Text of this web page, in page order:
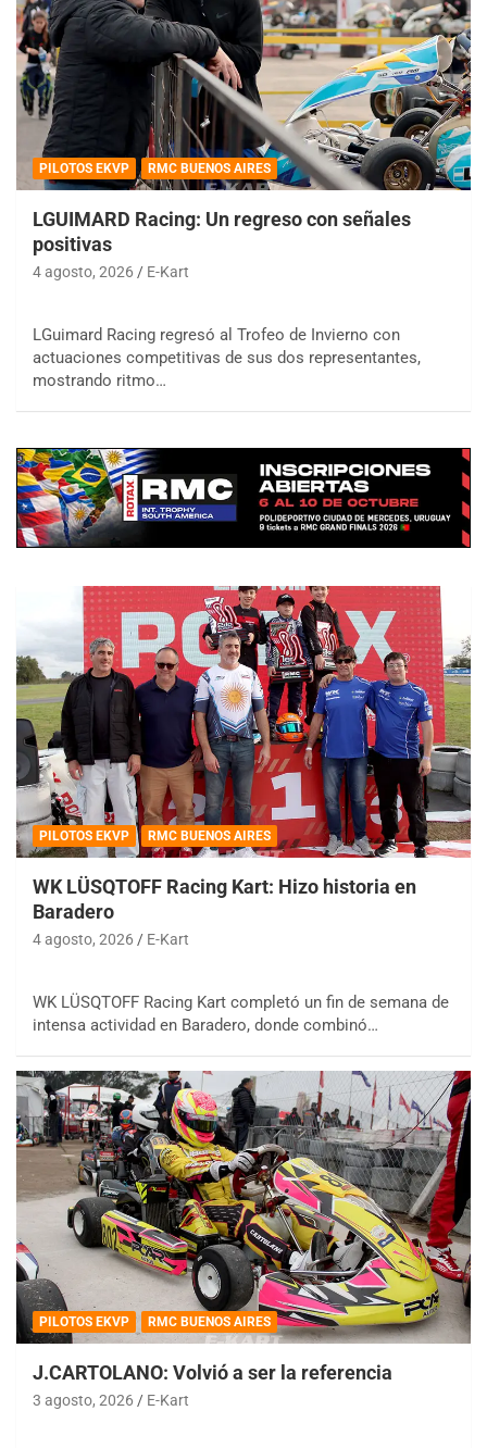
PILOTOS EKVP RMC BUENOS AIRES
LGUIMARD Racing: Un regreso con señales
positivas
4 agosto, 2026 E-Kart
LGuimard Racing regresó al Trofeo de Invierno con
actuaciones competitivas de sus dos representantes,
mostrando ritmo…
PILOTOS EKVP RMC BUENOS AIRES
WK LÜSQTOFF Racing Kart: Hizo historia en
Baradero
4 agosto, 2026 E-Kart
WK LÜSQTOFF Racing Kart completó un fin de semana de
intensa actividad en Baradero, donde combinó…
PILOTOS EKVP RMC BUENOS AIRES
J.CARTOLANO: Volvió a ser la referencia
3 agosto, 2026 E-Kart